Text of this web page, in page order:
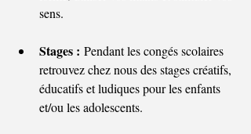
sens.
Stages : Pendant les congés scolaires
retrouvez chez nous des stages créatifs,
éducatifs et ludiques pour les enfants
et/ou les adolescents.